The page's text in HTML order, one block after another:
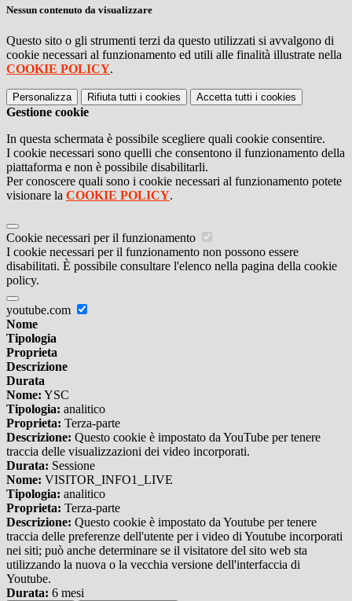
Nessun contenuto da visualizzare
Questo sito o gli strumenti terzi da questo utilizzati si avvalgono di
cookie necessari al funzionamento ed utili alle finalità illustrate nella
COOKIE POLICY.
Personalizza Rifiuta tutti i cookies Accetta tutti i cookies
Gestione cookie
In questa schermata è possibile scegliere quali cookie consentire.
I cookie necessari sono quelli che consentono il funzionamento della
piattaforma e non è possibile disabilitarli.
Per conoscere quali sono i cookie necessari al funzionamento potete
visionare la COOKIE POLICY.
Cookie necessari per il funzionamento
I cookie necessari per il funzionamento non possono essere
disabilitati. È possibile consultare l'elenco nella pagina della cookie
policy.
youtube.com
Nome
Tipologia
Proprieta
Descrizione
Durata
Nome: YSC
Tipologia: analitico
Proprieta: Terza-parte
Descrizione: Questo cookie è impostato da YouTube per tenere
traccia delle visualizzazioni dei video incorporati.
Durata: Sessione
Nome: VISITOR_INFO1_LIVE
Tipologia: analitico
Proprieta: Terza-parte
Descrizione: Questo cookie è impostato da Youtube per tenere
traccia delle preferenze dell'utente per i video di Youtube incorporati
nei siti; può anche determinare se il visitatore del sito web sta
utilizzando la nuova o la vecchia versione dell'interfaccia di
Youtube.
Durata: 6 mesi